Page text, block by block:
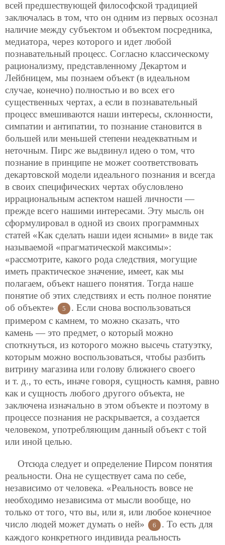
всей предшествующей философской традицией
заключалась в том, что он одним из первых осознал
наличие между субъектом и объектом посредника,
медиатора, через которого и идет любой
познавательный процесс. Согласно классическому
рационализму, представленному Декартом и
Лейбницем, мы познаем объект (в идеальном
случае, конечно) полностью и во всех его
существенных чертах, а если в познавательный
процесс вмешиваются наши интересы, склонности,
симпатии и антипатии, то познание становится в
большей или меньшей степени неадекватным и
неточным. Пирс же выдвинул идею о том, что
познание в принципе не может соответствовать
декартовской модели идеального познания и всегда
в своих специфических чертах обусловлено
иррациональным аспектом нашей личности —
прежде всего нашими интересами. Эту мысль он
сформулировал в одной из своих программных
статей «Как сделать наши идеи ясными» в виде так
называемой «прагматической максимы»:
«рассмотрите, какого рода следствия, могущие
иметь практическое значение, имеет, как мы
полагаем, объект нашего понятия. Тогда наше
понятие об этих следствиях и есть полное понятие
об объекте»
5
. Если снова воспользоваться
примером с камнем, то можно сказать, что
камень — это предмет, о который можно
споткнуться, из которого можно высечь статуэтку,
которым можно воспользоваться, чтобы разбить
витрину магазина или голову ближнего своего
и т. д., то есть, иначе говоря, сущность камня, равно
как и сущность любого другого объекта, не
заключена изначально в этом объекте и поэтому в
процессе познания не раскрывается, а создается
человеком, употребляющим данный объект с той
или иной целью.
Отсюда следует и определение Пирсом понятия
реальности. Она не существует сама по себе,
независимо от человека. «Реальность вовсе не
необходимо независима от мысли вообще, но
только от того, что вы, или я, или любое конечное
число людей может думать о ней»
6
. То есть для
каждого конкретного индивида реальность